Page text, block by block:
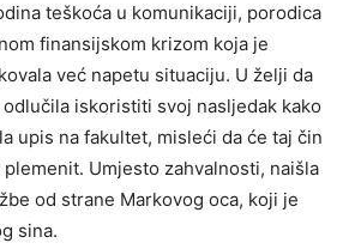
teškoća u komunikaciji, porodica
finansijskom krizom koja je
već napetu situaciju. U želji da
iskoristiti svoj nasljedak kako
upis na fakultet, misleći da će taj čin
Umjesto zahvalnosti, naišla
od strane Markovog oca, koji je
sina.